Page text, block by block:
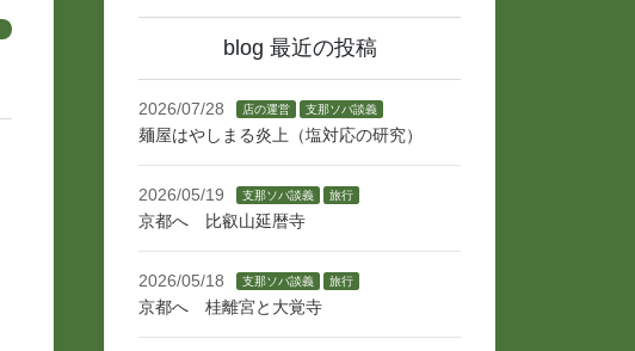
blog 最近の投稿
2026/07/28 店の運営 支那ソバ談義
麺屋はやしまる炎上（塩対応の研究）
2026/05/19 支那ソバ談義 旅行
京都へ 比叡山延暦寺
2026/05/18 支那ソバ談義 旅行
京都へ 桂離宮と大覚寺